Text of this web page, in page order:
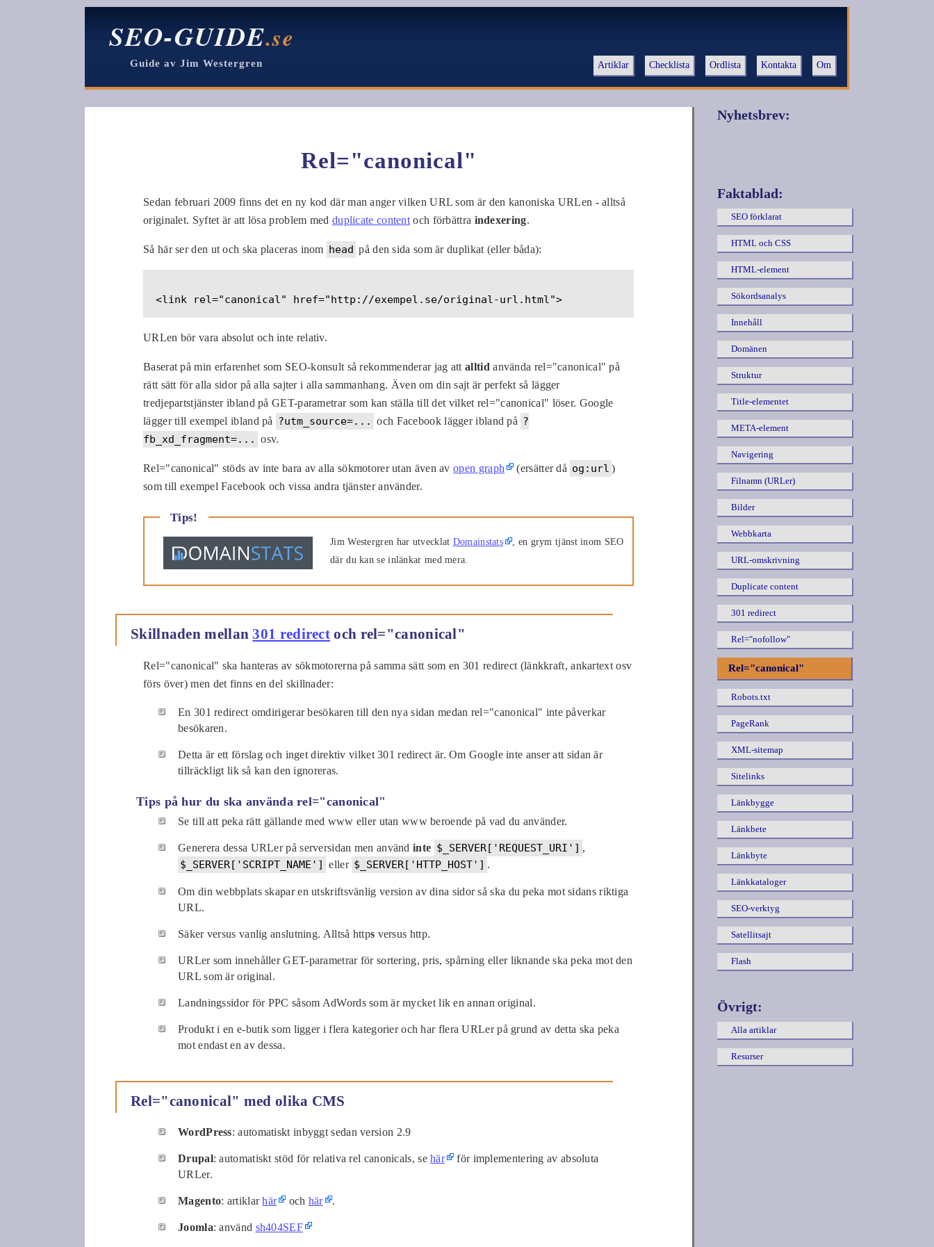
SEO-GUIDE.se
Guide av Jim Westergren Artiklar Checklista Ordlista Kontakta Om
Rel="canonical"
Sedan februari 2009 finns det en ny kod där man anger vilken URL som är den kanoniska URLen - alltså
originalet. Syftet är att lösa problem med duplicate content och förbättra indexering.
Så här ser den ut och ska placeras inom head på den sida som är duplikat (eller båda):
<link rel="canonical" href="http://exempel.se/original-url.html">
URLen bör vara absolut och inte relativ.
Baserat på min erfarenhet som SEO-konsult så rekommenderar jag attalltid använda rel="canonical" på
rätt sätt för alla sidor på alla sajter i alla sammanhang. Även om din sajt är perfekt så lägger
tredjepartstjänster ibland på GET-parametrar som kan ställa till det vilket rel="canonical" löser. Google
lägger till exempel ibland på ?utm_source=... och Facebook lägger ibland på ?
fb_xd_fragment=... osv.
Rel="canonical" stöds av inte bara av alla sökmotorer utan även avopen graph (ersätter då og:url )
som till exempel Facebook och vissa andra tjänster använder.
Tips!
Jim Westergren har utvecklat Domainstats
, en grym tjänst inom SEO
där du kan se inlänkar med mera.
Skillnaden mellan301 redirect och rel="canonical"
Rel="canonical" ska hanteras av sökmotorerna på samma sätt som en 301 redirect (länkkraft, ankartext osv
förs över) men det finns en del skillnader:
En 301 redirect omdirigerar besökaren till den nya sidan medan rel="canonical" inte påverkar
besökaren.
Detta är ett förslag och inget direktiv vilket 301 redirect är. Om Google inte anser att sidan är
tillräckligt lik så kan den ignoreras.
Tips på hur du ska använda rel="canonical"
Se till att peka rätt gällande med www eller utan www beroende på vad du använder.
Generera dessa URLer på serversidan men användinte $_SERVER['REQUEST_URI'] ,
$_SERVER['SCRIPT_NAME'] eller $_SERVER['HTTP_HOST'] .
Om din webbplats skapar en utskriftsvänlig version av dina sidor så ska du peka mot sidans riktiga
URL.
Säker versus vanlig anslutning. Alltså https versus http.
URLer som innehåller GET-parametrar för sortering, pris, spårning eller liknande ska peka mot den
URL som är original.
Landningssidor för PPC såsom AdWords som är mycket lik en annan original.
Produkt i en e-butik som ligger i flera kategorier och har flera URLer på grund av detta ska peka
mot endast en av dessa.
Rel="canonical" med olika CMS
WordPress: automatiskt inbyggt sedan version 2.9
Drupal: automatiskt stöd för relativa rel canonicals, sehär
för implementering av absoluta
URLer.
Magento: artiklarhär och här .
Joomla: använd sh404SEF
Nyhetsbrev:
Faktablad:
SEO förklarat
HTML och CSS
HTML-element
Sökordsanalys
Innehåll
Domänen
Struktur
Title-elementet
META-element
Navigering
Filnamn (URLer)
Bilder
Webbkarta
URL-omskrivning
Duplicate content
301 redirect
Rel="nofollow"
Rel="canonical"
Robots.txt
PageRank
XML-sitemap
Sitelinks
Länkbygge
Länkbete
Länkbyte
Länkkataloger
SEO-verktyg
Satellitsajt
Flash
Övrigt:
Alla artiklar
Resurser